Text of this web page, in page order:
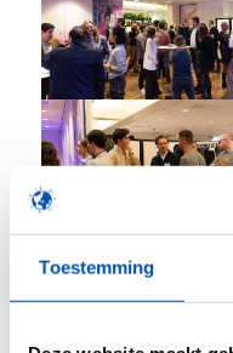
Toestemming